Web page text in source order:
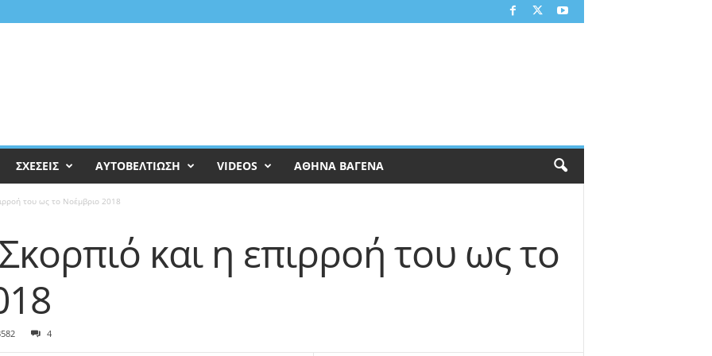
ΣΧΕΣΕΙΣ ΑΥΤΟΒΕΛΤΙΩΣΗ VIDEOS ΑΘΗΝΑ ΒΑΓΕΝΑ
του ως το Νοέμβριο 2018
και η επιρροή του ως το
4